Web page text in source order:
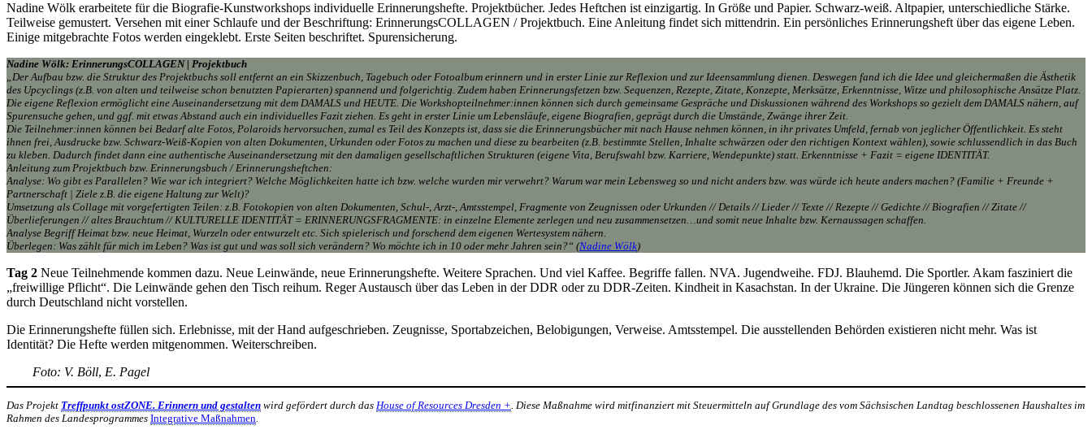
Nadine Wölk erarbeitete für die Biografie-Kunstworkshops individuelle Erinnerungshefte. Projektbücher. Jedes Heftchen ist einzigartig. In Größe und Papier. Schwarz-weiß. Altpapier, unterschiedliche Stärke.
Teilweise gemustert. Versehen mit einer Schlaufe und der Beschriftung: ErinnerungsCOLLAGEN / Projektbuch. Eine Anleitung findet sich mittendrin. Ein persönliches Erinnerungsheft über das eigene Leben.
Einige mitgebrachte Fotos werden eingeklebt. Erste Seiten beschriftet. Spurensicherung.
Nadine Wölk: ErinnerungsCOLLAGEN | Projektbuch
„Der Aufbau bzw. die Struktur des Projektbuchs soll entfernt an ein Skizzenbuch, Tagebuch oder Fotoalbum erinnern und in erster Linie zur Reflexion und zur Ideensammlung dienen. Deswegen fand ich die Idee und gleichermaßen die Ästhetik
des Upcyclings (z.B. von alten und teilweise schon benutzten Papierarten) spannend und folgerichtig. Zudem haben Erinnerungsfetzen bzw. Sequenzen, Rezepte, Zitate, Konzepte, Merksätze, Erkenntnisse, Witze und philosophische Ansätze Platz.
Die eigene Reflexion ermöglicht eine Auseinandersetzung mit dem DAMALS und HEUTE. Die Workshopteilnehmer:innen können sich durch gemeinsame Gespräche und Diskussionen während des Workshops so gezielt dem DAMALS nähern, auf
Spurensuche gehen, und ggf. mit etwas Abstand auch ein individuelles Fazit ziehen. Es geht in erster Linie um Lebensläufe, eigene Biografien, geprägt durch die Umstände, Zwänge ihrer Zeit.
Die Teilnehmer:innen können bei Bedarf alte Fotos, Polaroids hervorsuchen, zumal es Teil des Konzepts ist, dass sie die Erinnerungsbücher mit nach Hause nehmen können, in ihr privates Umfeld, fernab von jeglicher Öffentlichkeit. Es steht
ihnen frei, Ausdrucke bzw. Schwarz-Weiß-Kopien von alten Dokumenten, Urkunden oder Fotos zu machen und diese zu bearbeiten (z.B. bestimmte Stellen, Inhalte schwärzen oder den richtigen Kontext wählen), sowie schlussendlich in das Buch
zu kleben. Dadurch findet dann eine authentische Auseinandersetzung mit den damaligen gesellschaftlichen Strukturen (eigene Vita, Berufswahl bzw. Karriere, Wendepunkte) statt. Erkenntnisse + Fazit = eigene IDENTITÄT.
Anleitung zum Projektbuch bzw. Erinnerungsbuch / Erinnerungsheftchen:
Analyse: Wo gibt es Parallelen? Wie war ich integriert? Welche Möglichkeiten hatte ich bzw. welche wurden mir verwehrt? Warum war mein Lebensweg so und nicht anders bzw. was würde ich heute anders machen? (Familie + Freunde +
Partnerschaft | Ziele z.B. die eigene Haltung zur Welt)?
Umsetzung als Collage mit vorgefertigten Teilen: z.B. Fotokopien von alten Dokumenten, Schul-, Arzt-, Amtsstempel, Fragmente von Zeugnissen oder Urkunden // Details // Lieder // Texte // Rezepte // Gedichte // Biografien // Zitate //
Überlieferungen // altes Brauchtum // KULTURELLE IDENTITÄT = ERINNERUNGSFRAGMENTE: in einzelne Elemente zerlegen und neu zusammensetzen…und somit neue Inhalte bzw. Kernaussagen schaffen.
Analyse Begriff Heimat bzw. neue Heimat, Wurzeln oder entwurzelt etc. Sich spielerisch und forschend dem eigenen Wertesystem nähern.
Überlegen: Was zählt für mich im Leben? Was ist gut und was soll sich verändern? Wo möchte ich in 10 oder mehr Jahren sein?“ (Nadine Wölk)
Tag 2 Neue Teilnehmende kommen dazu. Neue Leinwände, neue Erinnerungshefte. Weitere Sprachen. Und viel Kaffee. Begriffe fallen. NVA. Jugendweihe. FDJ. Blauhemd. Die Sportler. Akam fasziniert die
„freiwillige Pflicht“. Die Leinwände gehen den Tisch reihum. Reger Austausch über das Leben in der DDR oder zu DDR-Zeiten. Kindheit in Kasachstan. In der Ukraine. Die Jüngeren können sich die Grenze
durch Deutschland nicht vorstellen.
Die Erinnerungshefte füllen sich. Erlebnisse, mit der Hand aufgeschrieben. Zeugnisse, Sportabzeichen, Belobigungen, Verweise. Amtsstempel. Die ausstellenden Behörden existieren nicht mehr. Was ist
Identität? Die Hefte werden mitgenommen. Weiterschreiben.
Foto: V. Böll, E. Pagel
Das Projekt Treffpunkt ostZONE. Erinnern und gestalten wird gefördert durch das House of Resources Dresden +. Diese Maßnahme wird mitfinanziert mit Steuermitteln auf Grundlage des vom Sächsischen Landtag beschlossenen Haushaltes im
Rahmen des Landesprogrammes Integrative Maßnahmen.